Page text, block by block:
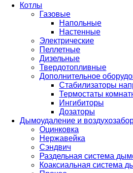
Котлы
Газовые
Напольные
Настенные
Электрические
Пеллетные
Дизельные
Твердотопливные
Дополнительное
Стабилизаторы
Термостаты
Ингибиторы
Дозаторы
Дымоудаление и
Оцинковка
Нержавейка
Сэндвич
Раздельная система
Коаксиальная система